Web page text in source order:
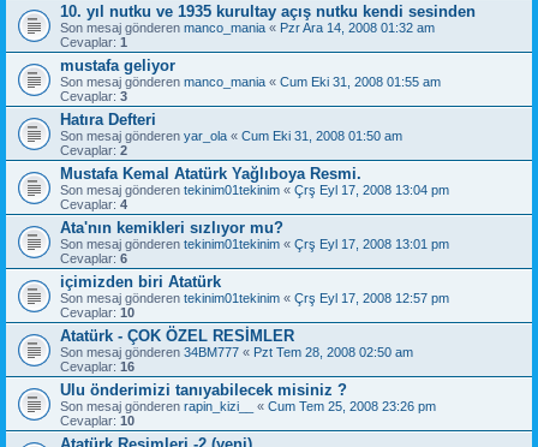
10. yıl nutku ve 1935 kurultay açış nutku kendi sesinden
Son mesaj gönderen manco_mania « Pzr Ara 14, 2008 01:32 am
Cevaplar: 1
mustafa geliyor
Son mesaj gönderen manco_mania « Cum Eki 31, 2008 01:55 am
Cevaplar: 3
Hatıra Defteri
Son mesaj gönderen yar_ola « Cum Eki 31, 2008 01:50 am
Cevaplar: 2
Mustafa Kemal Atatürk Yağlıboya Resmi.
Son mesaj gönderen tekinim01tekinim « Çrş Eyl 17, 2008 13:04 pm
Cevaplar: 4
Ata'nın kemikleri sızlıyor mu?
Son mesaj gönderen tekinim01tekinim « Çrş Eyl 17, 2008 13:01 pm
Cevaplar: 6
içimizden biri Atatürk
Son mesaj gönderen tekinim01tekinim « Çrş Eyl 17, 2008 12:57 pm
Cevaplar: 10
Atatürk - ÇOK ÖZEL RESİMLER
Son mesaj gönderen 34BM777 « Pzt Tem 28, 2008 02:50 am
Cevaplar: 16
Ulu önderimizi tanıyabilecek misiniz ?
Son mesaj gönderen rapin_kizi__ « Cum Tem 25, 2008 23:26 pm
Cevaplar: 10
Atatürk Resimleri -2 (yeni)